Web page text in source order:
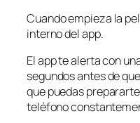
Cuando empieza la
interno del app.
El app te alerta con
segundos antes de
que puedas
teléfono